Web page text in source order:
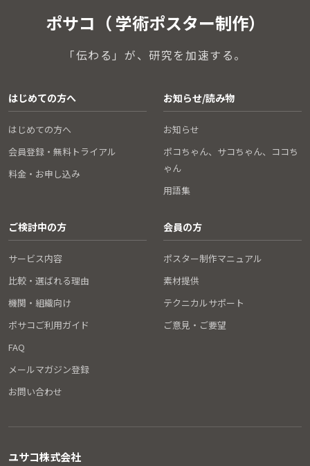
ポサコ（ 学術ポスター制作）
「伝わる」が、研究を加速する。
はじめての方へ
はじめての方へ
会員登録・無料トライアル
料金・お申し込み
お知らせ/読み物
お知らせ
ポコちゃん、サコちゃん、ココち
ゃん
用語集
ご検討中の方
サービス内容
比較・選ばれる理由
機関・組織向け
ポサコご利用ガイド
FAQ
メールマガジン登録
お問い合わせ
会員の方
ポスター制作マニュアル
素材提供
テクニカルサポート
ご意見・ご要望
ユサコ株式会社